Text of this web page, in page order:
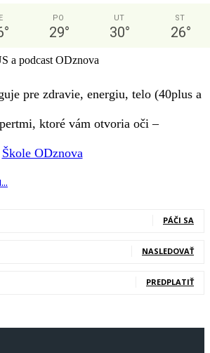
°
PO
29°
UT
30°
ST
26°
a podcast ODznova
pre zdravie, energiu, telo (40plus a
ktoré vám otvoria oči –
Škole ODznova
PÁČI SA
NASLEDOVAŤ
PREDPLATIŤ